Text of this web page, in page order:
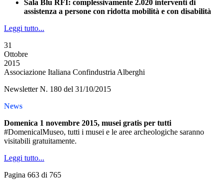
Sala Blu RFI: complessivamente 2.020 interventi di
assistenza a persone con ridotta mobilità e con disabilità
Leggi tutto...
31
Ottobre
2015
Associazione Italiana Confindustria Alberghi
Newsletter N. 180 del 31/10/2015
News
Domenica 1 novembre 2015, musei gratis per tutti
#DomenicalMuseo, tutti i musei e le aree archeologiche saranno
visitabili gratuitamente.
Leggi tutto...
Pagina 663 di 765